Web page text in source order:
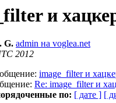
и
G. admin на voglea.net
2012
image_filter и
Re: image_filter и
по: [ дате ] [